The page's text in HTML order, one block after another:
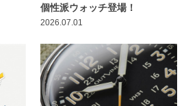
個性派ウォッチ登場！
2026.07.01